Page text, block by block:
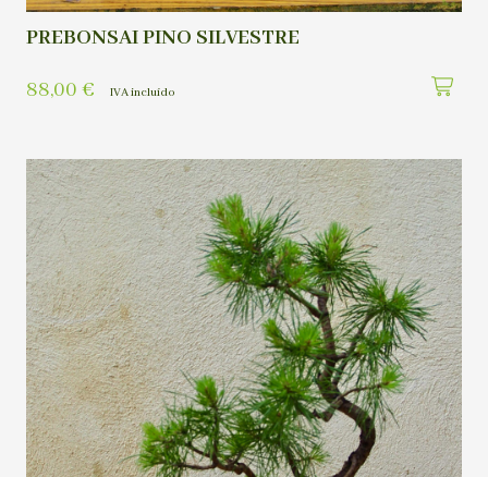
PREBONSAI PINO SILVESTRE
88,00 € IVA incluído